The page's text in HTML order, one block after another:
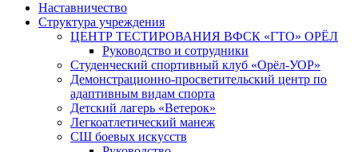
Наставничество
Структура учреждения
ЦЕНТР ТЕСТИРОВАНИЯ ВФСК «ГТО» ОРЁЛ
Руководство и сотрудники
Студенческий спортивный клуб «Орёл-УОР»
Демонстрационно-просветительский центр по
адаптивным видам спорта
Детский лагерь «Ветерок»
Легкоатлетический манеж
СШ боевых искусств